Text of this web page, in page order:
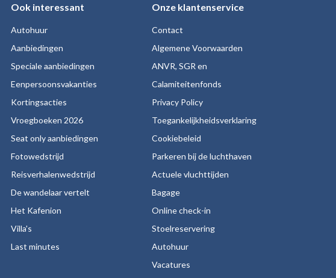
Ook interessant
Autohuur
Aanbiedingen
Speciale aanbiedingen
Eenpersoonsvakanties
Kortingsacties
Vroegboeken 2026
Seat only aanbiedingen
Fotowedstrijd
Reisverhalenwedstrijd
De wandelaar vertelt
Het Kafenion
Villa's
Last minutes
Onze klantenservice
Contact
Algemene Voorwaarden
ANVR, SGR en
Calamiteitenfonds
Privacy Policy
Toegankelijkheidsverklaring
Cookiebeleid
Parkeren bij de luchthaven
Actuele vluchttijden
Bagage
Online check-in
Stoelreservering
Autohuur
Vacatures